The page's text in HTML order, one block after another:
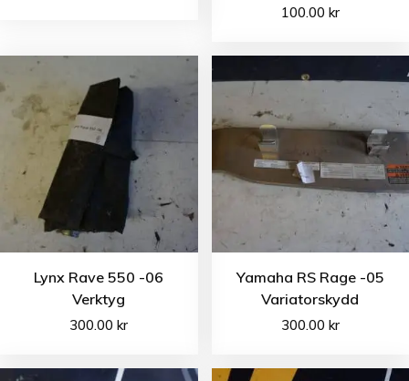
100.00 kr
Lynx Rave 550 -06
Verktyg
300.00kr
Yamaha RS Rage -05
Variatorskydd
300.00 kr